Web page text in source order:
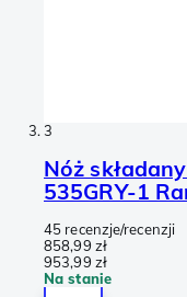
3
Nóż
535GRY-1
45 recenzje/recenzji
858,99 zł
953,99 zł
Na stanie